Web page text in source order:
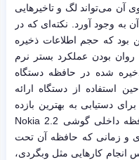
آن می‌تواند لگ و تاخیرهایی
به وجود آورد. نکته‌ای که در
شدیم این بود که حجم اطلاعات ذخیره
بودن عملکرد بستر نرم
شده در حافظه دستگاه
استفاده از دستگاه ارائه
دستیابی به بهترین بازده
بهتر است تا حد امکان از پر شدن حافظه داخلی گوشی Nokia 2.2
و زمانی که حافظه آن تحت
انجام کارهایی مثل وبگردی،